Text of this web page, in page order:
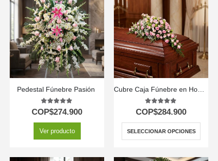
Pedestal Fúnebre Pasión ️
5.00out of 5
COP$274.900
Ver producto
Cubre Caja Fúnebre en Homenaje a Juana 🕊️
5.00out of 5
COP$284.900
SELECCIONAR OPCIONES